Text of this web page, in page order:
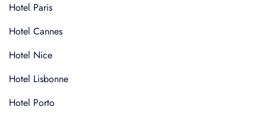
Hotel Paris
Hotel Cannes
Hotel Nice
Hotel Lisbonne
Hotel Porto